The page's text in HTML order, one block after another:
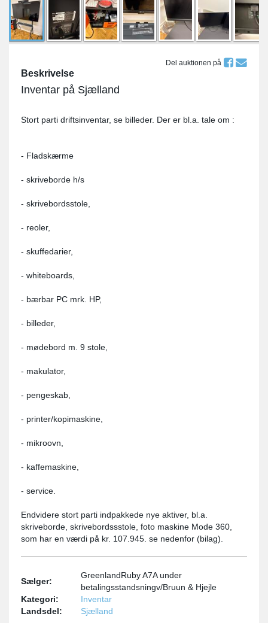
Del auktionen på
Beskrivelse
Inventar på Sjælland
Stort parti driftsinventar, se billeder. Der er bl.a. tale om :
- Fladskærme
- skriveborde h/s
- skrivebordsstole,
- reoler,
- skuffedarier,
- whiteboards,
- bærbar PC mrk. HP,
- billeder,
- mødebord m. 9 stole,
- makulator,
- pengeskab,
- printer/kopimaskine,
- mikroovn,
- kaffemaskine,
- service.
Endvidere stort parti indpakkede nye aktiver, bl.a.
skriveborde, skrivebordssstole, foto maskine Mode 360,
som har en værdi på kr. 107.945. se nedenfor (bilag).
Sælger:
GreenlandRuby A7A under
betalingsstandsningv/Bruun & Hjejle
Kategori:
Inventar
Landsdel:
Sjælland